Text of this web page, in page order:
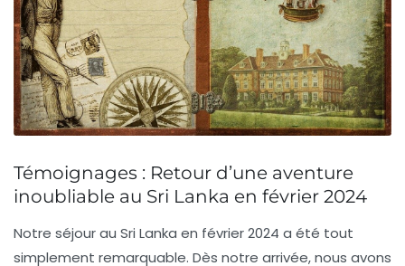
Témoignages : Retour d’une aventure
inoubliable au Sri Lanka en février 2024
Notre séjour au Sri Lanka en février 2024 a été tout
simplement remarquable. Dès notre arrivée, nous avons